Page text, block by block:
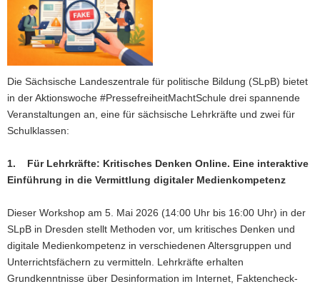
v
g
a
t
i
o
Die Sächsische Landeszentrale für politische Bildung (SLpB) bietet
in der Aktionswoche #PressefreiheitMachtSchule drei spannende
Veranstaltungen an, eine für sächsische Lehrkräfte und zwei für
Schulklassen:
1. Für Lehrkräfte: Kritisches Denken Online. Eine interaktive
Einführung in die Vermittlung digitaler Medienkompetenz
Dieser Workshop am 5. Mai 2026 (14:00 Uhr bis 16:00 Uhr) in der
SLpB in Dresden stellt Methoden vor, um kritisches Denken und
digitale Medienkompetenz in verschiedenen Altersgruppen und
Unterrichtsfächern zu vermitteln. Lehrkräfte erhalten
Grundkenntnisse über Desinformation im Internet, Faktencheck-